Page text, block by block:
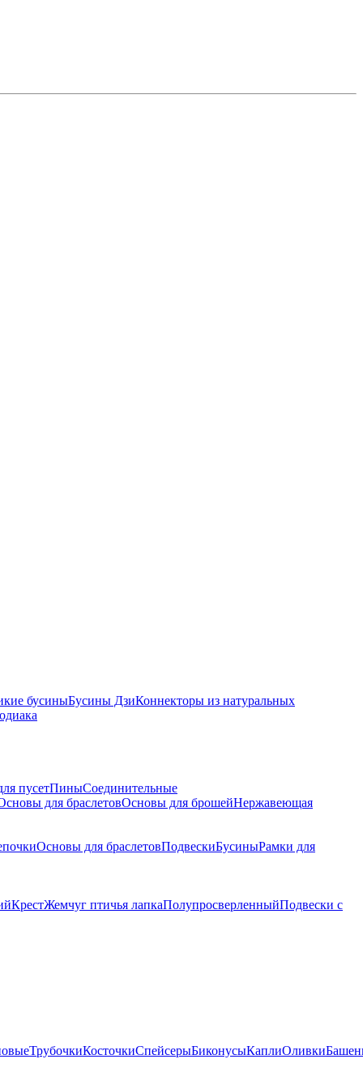
бусиныБусины ДзиКоннекторы из натуральных
пусетПиныСоединительные
для браслетовОсновы для брошейНержавеющая
Основы для браслетовПодвескиБусиныРамки для
КрестЖемчуг птичья лапкаПолупросверленныйПодвески с
ТрубочкиКосточкиСпейсерыБиконусыКаплиОливки